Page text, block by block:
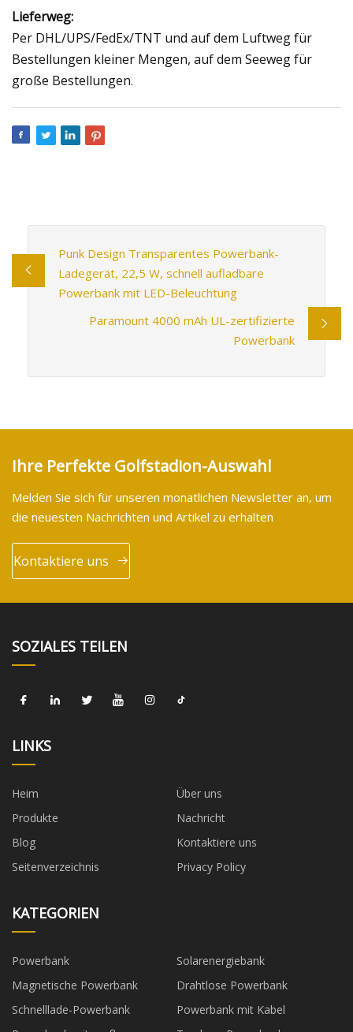
Lieferweg:
Per DHL/UPS/FedEx/TNT und auf dem Luftweg für
Bestellungen kleiner Mengen, auf dem Seeweg für
große Bestellungen.
Punk Design Transparentes Powerbank-
Ladegerät, 22,5 W, schnell aufladbare
Powerbank mit LED-Beleuchtung
Paramount 4000 mAh UL-zertifizierte
Powerbank
Ihre Perfekte Golfstadion-Auswahl
Melden Sie sich für unseren monatlichen Newsletter an, um
die neuesten Nachrichten und Artikel zu erhalten
Kontaktiere uns
SOZIALES TEILEN
LINKS
Heim
Über uns
Produkte
Nachricht
Blog
Kontaktiere uns
Seitenverzeichnis
Privacy Policy
KATEGORIEN
Powerbank
Solarenergiebank
Magnetische Powerbank
Drahtlose Powerbank
Schnelllade-Powerbank
Powerbank mit Kabel